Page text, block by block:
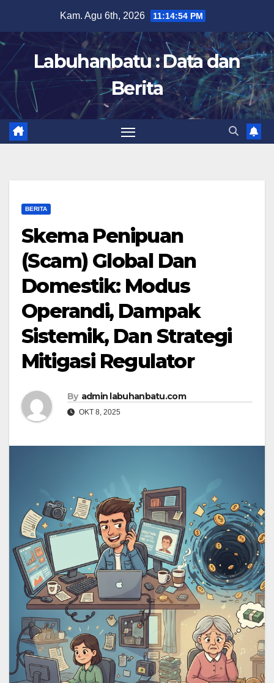
content
Kam. Agu 6th, 2026 11:14:55 PM
Labuhanbatu : Data dan
Berita
BERITA
Skema Penipuan
(Scam) Global Dan
Domestik: Modus
Operandi, Dampak
Sistemik, Dan Strategi
Mitigasi Regulator
By admin labuhanbatu.com
OKT 8, 2025